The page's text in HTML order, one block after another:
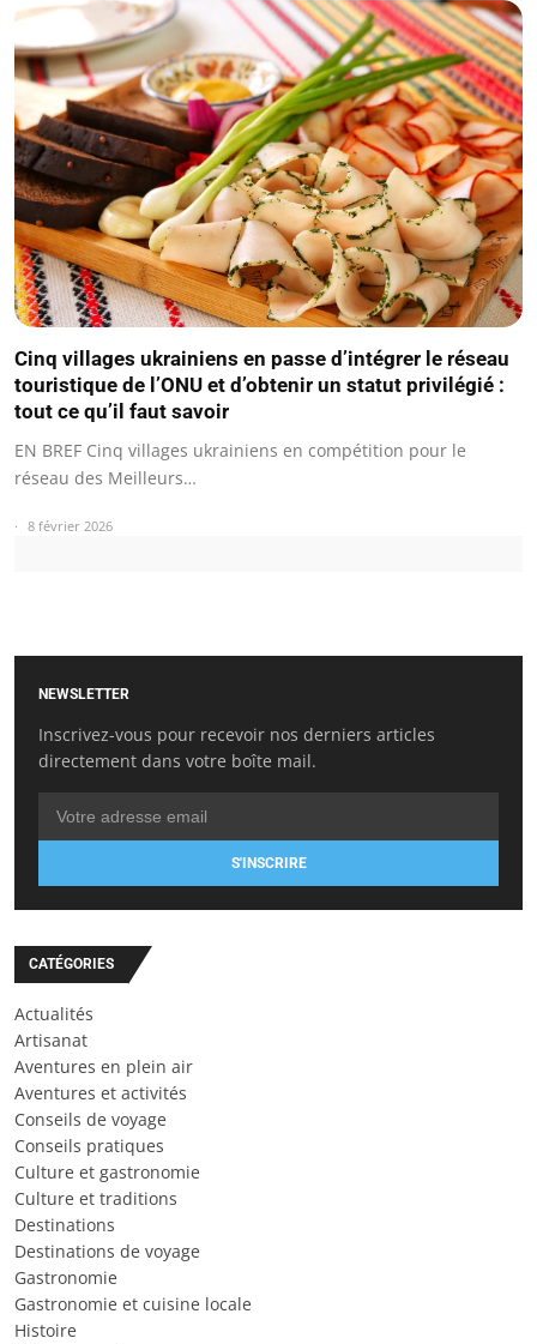
Cinq villages ukrainiens en passe d’intégrer le réseau
touristique de l’ONU et d’obtenir un statut privilégié :
tout ce qu’il faut savoir
EN BREF Cinq villages ukrainiens en compétition pour le
réseau des Meilleurs…
8 février 2026
NEWSLETTER
Inscrivez-vous pour recevoir nos derniers articles
directement dans votre boîte mail.
S'INSCRIRE
CATÉGORIES
Actualités
Artisanat
Aventures en plein air
Aventures et activités
Conseils de voyage
Conseils pratiques
Culture et gastronomie
Culture et traditions
Destinations
Destinations de voyage
Gastronomie
Gastronomie et cuisine locale
Histoire